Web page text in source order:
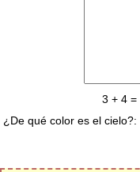
3 + 4 =
¿De qué color es el cielo?: